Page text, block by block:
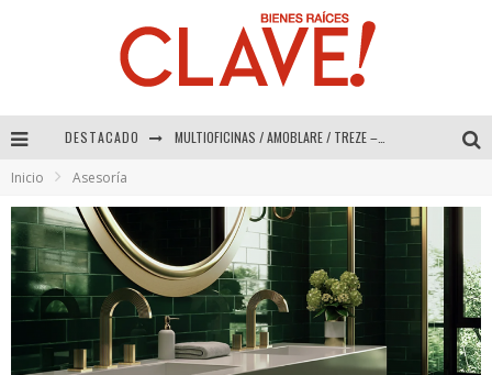
DESTACADO MULTIOFICINAS / AMOBLARE / TREZE – Especial Interiorismo & Decoración 2026
Inicio Asesoría